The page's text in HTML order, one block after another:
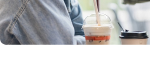
ders alıyorlar.